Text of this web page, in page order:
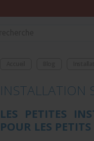
INSTALLATION
LES PETITES
POUR LES